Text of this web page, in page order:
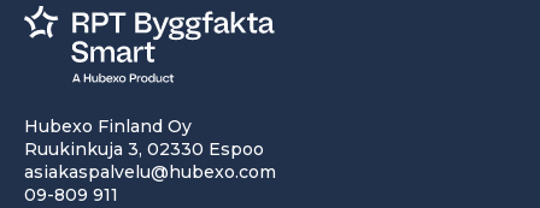
Hubexo Finland Oy
Ruukinkuja 3, 02330 Espoo
asiakaspalvelu@hubexo.com
09-809 911